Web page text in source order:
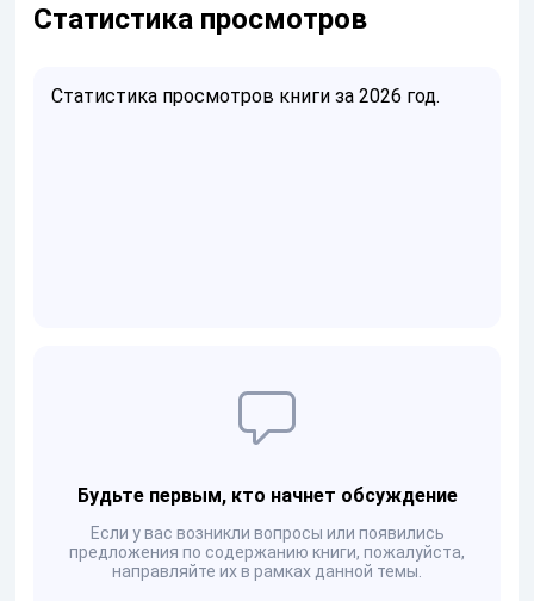
Статистика просмотров
Статистика просмотров книги за 2026 год.
Будьте первым, кто начнет обсуждение
Если у вас возникли вопросы или появились
предложения по содержанию книги, пожалуйста,
направляйте их в рамках данной темы.